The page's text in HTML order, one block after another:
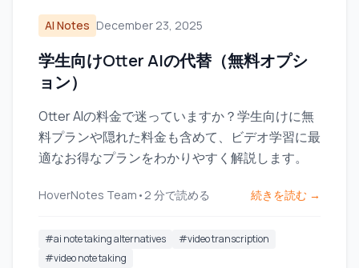
AI Notes December 23, 2025
学生向けOtter AIの代替（無料オプシ
ョン）
Otter AIの料金で迷っていますか？学生向けに無
料プランや隠れた料金も含めて、ビデオ学習に最
適なお得なプランをわかりやすく解説します。
HoverNotes Team • 2 分で読める 続きを読む →
#ai note taking alternatives #video transcription
#video note taking